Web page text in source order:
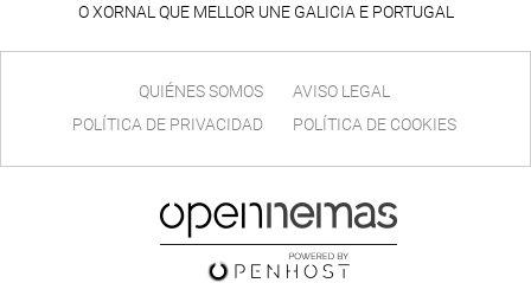
O XORNAL QUE MELLOR UNE GALICIA E PORTUGAL
QUIÉNES SOMOS
AVISO LEGAL
POLÍTICA DE PRIVACIDAD
POLÍTICA DE COOKIES